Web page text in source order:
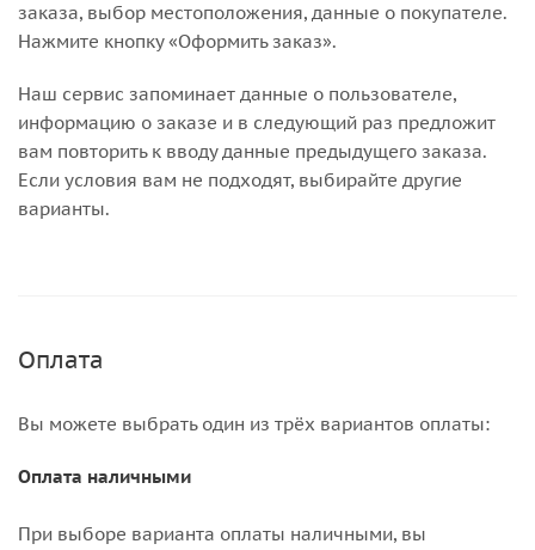
заказа, выбор местоположения, данные о покупателе.
Нажмите кнопку «Оформить заказ».
Наш сервис запоминает данные о пользователе,
информацию о заказе и в следующий раз предложит
вам повторить к вводу данные предыдущего заказа.
Если условия вам не подходят, выбирайте другие
варианты.
Оплата
Вы можете выбрать один из трёх вариантов оплаты:
Оплата наличными
При выборе варианта оплаты наличными, вы